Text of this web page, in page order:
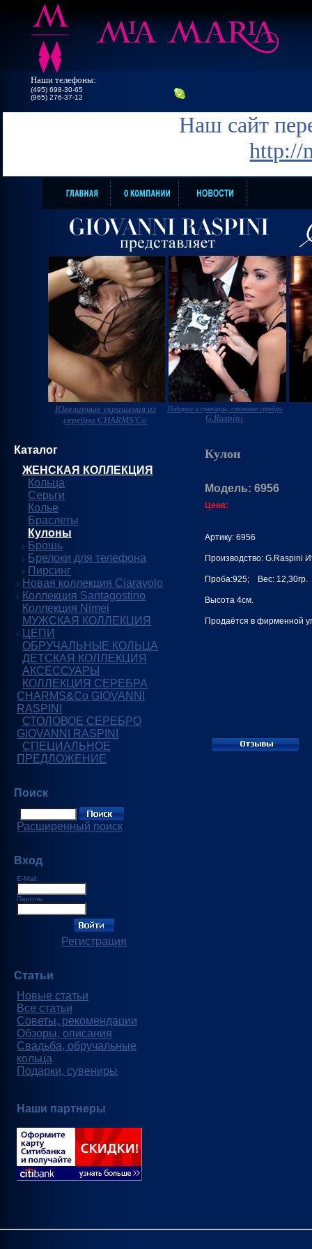
Наши телефоны:
(495) 698-30-65
(965) 276-37-12
Наш сайт
http://
Ювелирные украшения из
серебра CHARMS'Co
Подарки и сувениры, столовое серебро
G.Raspini
Каталог
ЖЕНСКАЯ КОЛЛЕКЦИЯ
Кольца
Серьги
Колье
Браслеты
Кулоны
Брошь
Брелоки для телефона
Пирсинг
Новая коллекция Ciaravolo
Коллекция Santagostino
Коллекция Nimei
МУЖСКАЯ КОЛЛЕКЦИЯ
ЦЕПИ
ОБРУЧАЛЬНЫЕ КОЛЬЦА
ДЕТСКАЯ КОЛЛЕКЦИЯ
АКСЕССУАРЫ
КОЛЛЕКЦИЯ СЕРЕБРА
CHARMS&Co GIOVANNI
RASPINI
СТОЛОВОЕ СЕРЕБРО
GIOVANNI RASPINI
СПЕЦИАЛЬНОЕ
ПРЕДЛОЖЕНИЕ
Поиск
Расширенный поиск
Вход
E-Mail:
Пароль:
Регистрация
Статьи
Новые статьи
Все статьи
Советы, рекомендации
Обзоры, описания
Свадьба, обручальные
кольца
Подарки, сувениры
Наши партнеры
Кулон
Модель: 6956
Цена:
Артику: 6956
Производство: G.Raspini
Проба:925; Вес: 12,30гр.
Высота 4см.
Продаётся в фирменной